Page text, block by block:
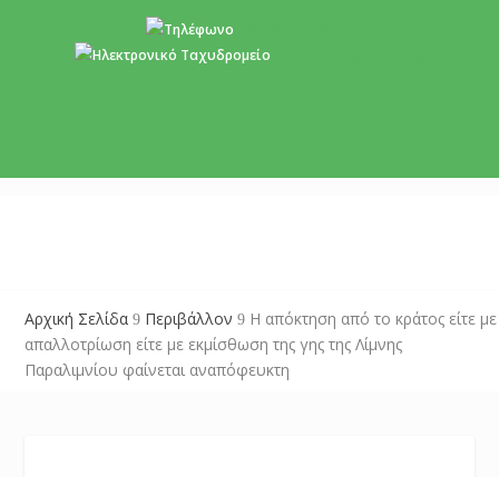
Αρχική Σελίδα 9 Περιβάλλον 9 Η απόκτηση από το κράτος είτε με
απαλλοτρίωση είτε με εκμίσθωση της γης της Λίμνης
Παραλιμνίου φαίνεται αναπόφευκτη